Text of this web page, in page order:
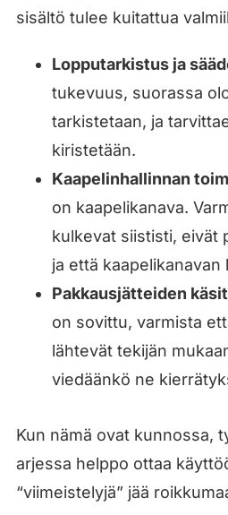
sisältö tulee kuitattua
Lopputarkistus ja
tukevuus, suorassa
tarkistetaan, ja
kiristetään.
Kaapelinhallinnan
on kaapelikanava.
kulkevat siististi, eivät
ja että
Pakkausjätteiden
on sovittu, varmista
lähtevät tekijän
viedäänkö ne
Kun nämä ovat kunnossa,
arjessa helppo ottaa
“viimeistelyjä” jää